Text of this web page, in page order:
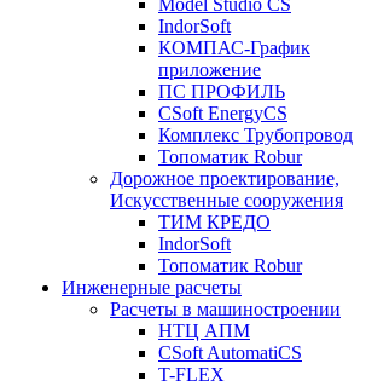
Model Studio CS
IndorSoft
КОМПАС-График
приложение
ПС ПРОФИЛЬ
CSoft EnergyCS
Комплекс Трубопровод
Топоматик Robur
Дорожное проектирование,
Искусственные сооружения
ТИМ КРЕДО
IndorSoft
Топоматик Robur
Инженерные расчеты
Расчеты в машиностроении
НТЦ АПМ
CSoft AutomatiCS
T-FLEX